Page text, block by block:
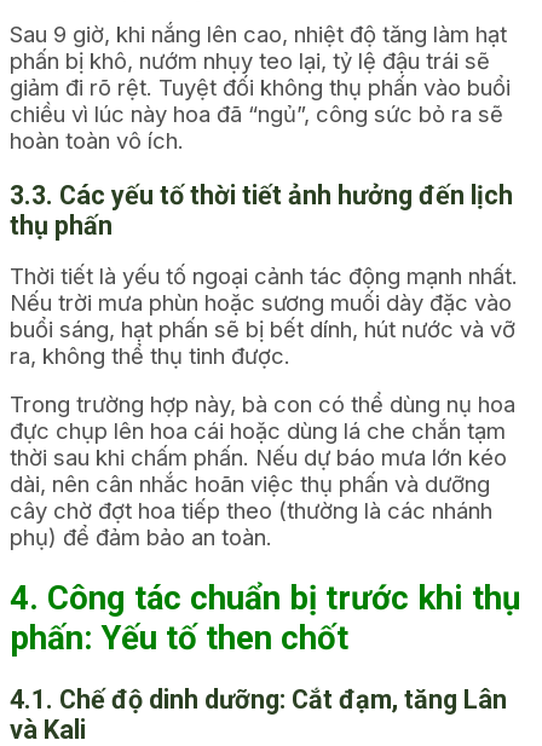
Sau 9 giờ, khi nắng lên cao, nhiệt độ tăng làm hạt
phấn bị khô, nướm nhụy teo lại, tỷ lệ đậu trái sẽ
giảm đi rõ rệt. Tuyệt đối không thụ phấn vào buổi
chiều vì lúc này hoa đã “ngủ”, công sức bỏ ra sẽ
hoàn toàn vô ích.
3.3. Các yếu tố thời tiết ảnh hưởng đến lịch
thụ phấn
Thời tiết là yếu tố ngoại cảnh tác động mạnh nhất.
Nếu trời mưa phùn hoặc sương muối dày đặc vào
buổi sáng, hạt phấn sẽ bị bết dính, hút nước và vỡ
ra, không thể thụ tinh được.
Trong trường hợp này, bà con có thể dùng nụ hoa
đực chụp lên hoa cái hoặc dùng lá che chắn tạm
thời sau khi chấm phấn. Nếu dự báo mưa lớn kéo
dài, nên cân nhắc hoãn việc thụ phấn và dưỡng
cây chờ đợt hoa tiếp theo (thường là các nhánh
phụ) để đảm bảo an toàn.
4. Công tác chuẩn bị trước khi thụ
phấn: Yếu tố then chốt
4.1. Chế độ dinh dưỡng: Cắt đạm, tăng Lân
và Kali